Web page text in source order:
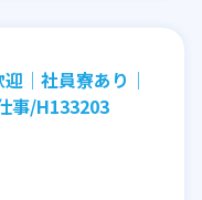
│社員寮あり│
事/H133203